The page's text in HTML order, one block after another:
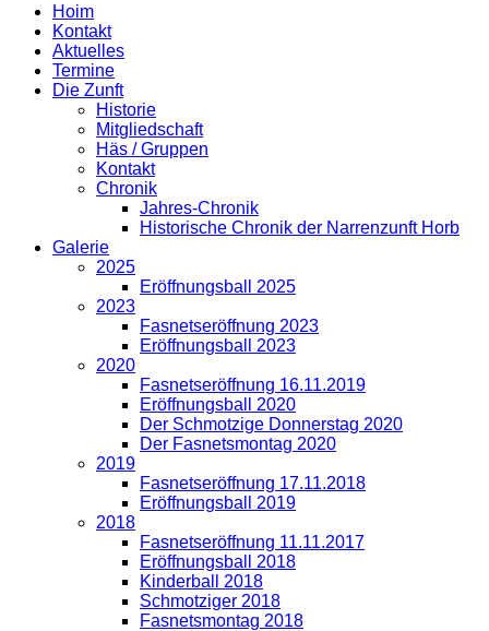
Hoim
Kontakt
Aktuelles
Termine
Die Zunft
Historie
Mitgliedschaft
Häs / Gruppen
Kontakt
Chronik
Jahres-Chronik
Historische Chronik der Narrenzunft Horb
Galerie
2025
Eröffnungsball 2025
2023
Fasnetseröffnung 2023
Eröffnungsball 2023
2020
Fasnetseröffnung 16.11.2019
Eröffnungsball 2020
Der Schmotzige Donnerstag 2020
Der Fasnetsmontag 2020
2019
Fasnetseröffnung 17.11.2018
Eröffnungsball 2019
2018
Fasnetseröffnung 11.11.2017
Eröffnungsball 2018
Kinderball 2018
Schmotziger 2018
Fasnetsmontag 2018